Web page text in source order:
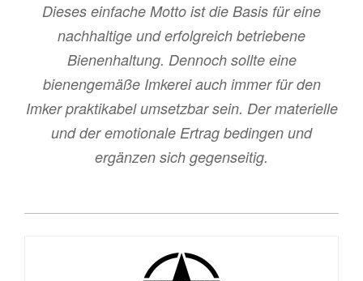
Dieses einfache Motto ist die Basis für eine
nachhaltige und erfolgreich betriebene
Bienenhaltung. Dennoch sollte eine
bienengemäße Imkerei auch immer für den
Imker praktikabel umsetzbar sein. Der materielle
und der emotionale Ertrag bedingen und
ergänzen sich gegenseitig.